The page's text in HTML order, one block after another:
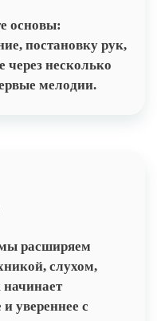
основы:
постановку рук,
несколько
мелодии.
расширяем
слухом,
и увереннее с